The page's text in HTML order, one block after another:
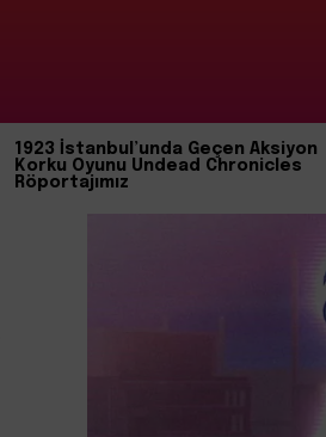
1923 İstanbul’unda Geçen Aksiyon
Korku Oyunu Undead Chronicles
Röportajımız